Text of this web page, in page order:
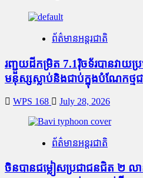
ព័ត៌មានអន្តរជាតិ
រញ្ជួយដីកម្រិត​ 7.1រ៉ិចទ័របានវាយប្
មនុស្សស្លាប់​និង​ជាប់ក្នុងបំណែកថ្មជ
WPS 168 July 28, 2026
ព័ត៌មានអន្តរជាតិ
ចិនបានជម្លៀសប្រជាជនជិត ២ លា